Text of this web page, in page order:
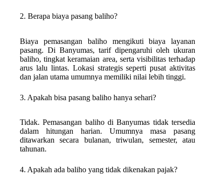
2. Berapa biaya pasang baliho?
Biaya pemasangan baliho mengikuti biaya layanan
pasang. Di Banyumas, tarif dipengaruhi oleh ukuran
baliho, tingkat keramaian area, serta visibilitas terhadap
arus lalu lintas. Lokasi strategis seperti pusat aktivitas
dan jalan utama umumnya memiliki nilai lebih tinggi.
3. Apakah bisa pasang baliho hanya sehari?
Tidak. Pemasangan baliho di Banyumas tidak tersedia
dalam hitungan harian. Umumnya masa pasang
ditawarkan secara bulanan, triwulan, semester, atau
tahunan.
4. Apakah ada baliho yang tidak dikenakan pajak?